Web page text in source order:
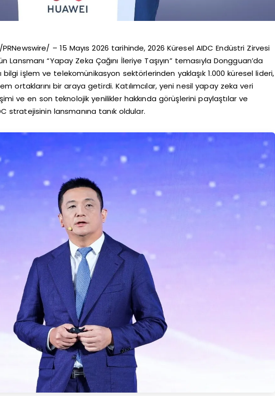
/PRNewswire/ – 15 Mayıs 2026 tarihinde, 2026 Küresel AIDC Endüstri Zirvesi
“Yapay Zeka Çağını İleriye Taşıyın” temasıyla Dongguan’da
bilgi işlem ve telekomünikasyon sektörlerinden yaklaşık 1.000 küresel lideri,
ortaklarını bir araya getirdi. Katılımcılar, yeni nesil yapay zeka veri
ve en son teknolojik yenilikler hakkında görüşlerini paylaştılar ve
stratejisinin lansmanına tanık oldular.